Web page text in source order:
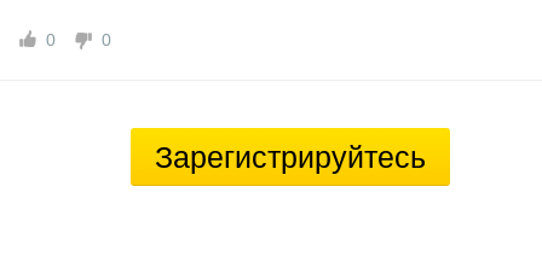
0 0
Зарегистрируйтесь